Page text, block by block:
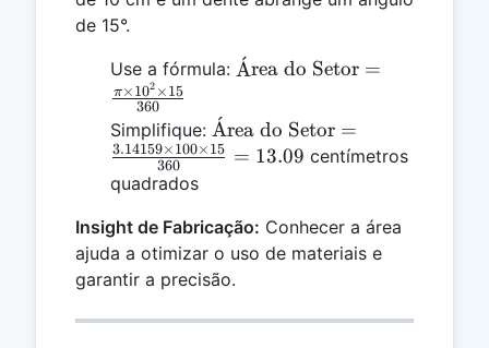
de 15°.
Use a fórmula: \text{Área
\frac{\pi
\times
\times 15}
{360}
A
ˊrea do Setor =
360
π×102 ×15
Simplifique: \text{Área
do Setor} =
\times 15}
{360} =
13.09
A
ˊrea do Setor =
360
3.14159×100×15 = 13.09 centímetros
quadrados
Insight de Fabricação: Conhecer a área
ajuda a otimizar o uso de materiais e
garantir a precisão.